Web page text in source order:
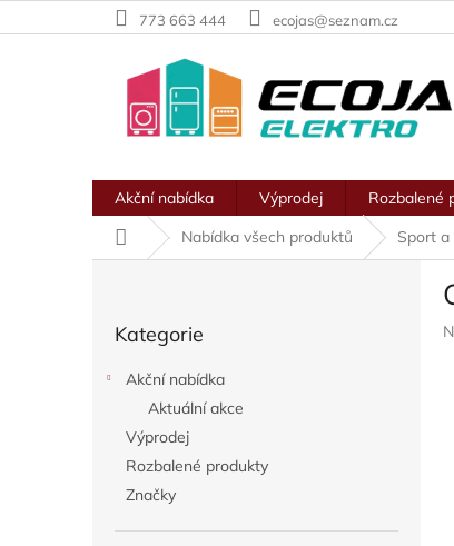
na
773 663 444 ecojas@seznam.cz
Akční nabídka Výprodej Rozbalené
Domů
Nabídka všech produktů Sport
kategorie
Kategorie
Akční nabídka
Aktuální akce
Výprodej
Rozbalené produkty
Značky